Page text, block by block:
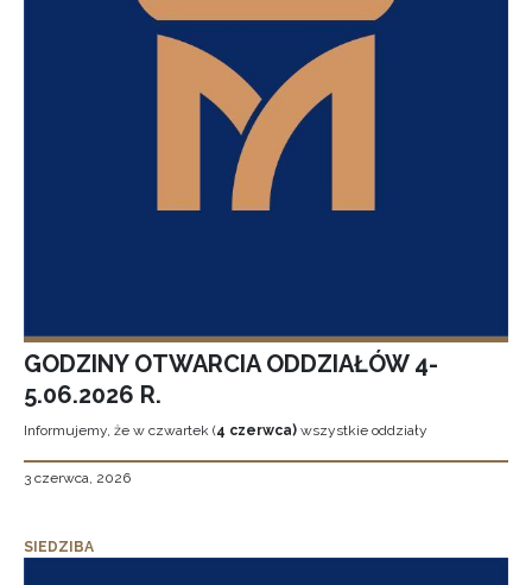
GODZINY OTWARCIA ODDZIAŁÓW 4-
5.06.2026 R.
Informujemy, że w czwartek (4 czerwca) wszystkie oddziały
3 czerwca, 2026
SIEDZIBA